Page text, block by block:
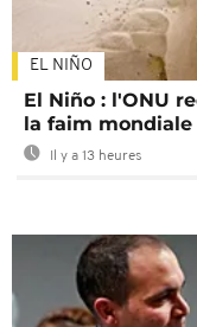
EL NIÑO
El Niño : l'ONU
la faim mondiale
Il y a 13 heures